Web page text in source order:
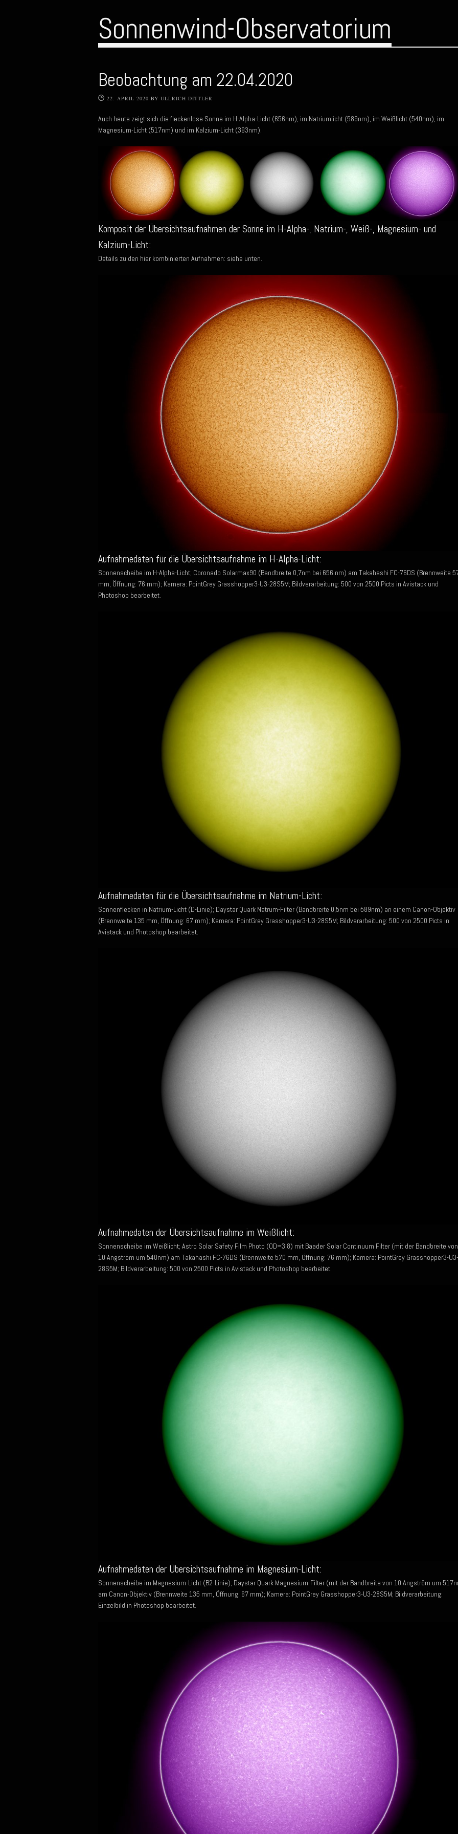
Sonnenwind-Observatorium
Beobachtung am 22.04.2020
22. APRIL 2020 BY ULLRICH DITTLER
Auch heute zeigt sich die fleckenlose Sonne im H-Alpha-Licht (656nm), im Natriumlicht (589nm), im Weißlicht (540nm), im
Magnesium-Licht (517nm) und im Kalzium-Licht (393nm).
Komposit der Übersichtsaufnahmen der Sonne im H-Alpha-, Natrium-, Weiß-, Magnesium- und
Kalzium-Licht:
Details zu den hier kombinierten Aufnahmen: siehe unten.
Aufnahmedaten für die Übersichtsaufnahme im H-Alpha-Licht:
Sonnenscheibe im H-Alpha-Licht; Coronado Solarmax90 (Bandbreite 0,7nm bei 656 nm) am Takahashi FC-76DS (Brennweite
mm, Öffnung: 76 mm); Kamera: PointGrey Grasshopper3-U3-28S5M; Bildverarbeitung: 500 von 2500 Picts in Avistack und
Photoshop bearbeitet.
Aufnahmedaten für die Übersichtsaufnahme im Natrium-Licht:
Sonnenflecken in Natrium-Licht (D-Linie); Daystar Quark Natrum-Filter (Bandbreite 0,5nm bei 589nm) an einem Canon-Objektiv
(Brennweite 135 mm, Öffnung: 67 mm); Kamera: PointGrey Grasshopper3-U3-28S5M; Bildverarbeitung: 500 von 2500 Picts in
Avistack und Photoshop bearbeitet.
Aufnahmedaten der Übersichtsaufnahme im Weißlicht:
Sonnenscheibe im Weißlicht; Astro Solar Safety Film Photo (OD=3,8) mit Baader Solar Continuum Filter (mit der Bandbreite von
10 Angström um 540nm) am Takahashi FC-76DS (Brennweite 570 mm, Öffnung: 76 mm); Kamera: PointGrey Grasshopper3-U3-
28S5M; Bildverarbeitung: 500 von 2500 Picts in Avistack und Photoshop bearbeitet.
Aufnahmedaten der Übersichtsaufnahme im Magnesium-Licht:
Sonnenscheibe im Magnesium-Licht (B2-Linie); Daystar Quark Magnesium-Filter (mit der Bandbreite von 10 Angström um
am Canon-Objektiv (Brennweite 135 mm, Öffnung: 67 mm); Kamera: PointGrey Grasshopper3-U3-28S5M; Bildverarbeitung:
Einzelbild in Photoshop bearbeitet.